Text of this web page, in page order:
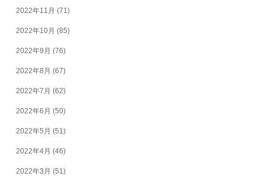
2022年11月 (71)
2022年10月 (85)
2022年9月 (76)
2022年8月 (67)
2022年7月 (62)
2022年6月 (50)
2022年5月 (51)
2022年4月 (46)
2022年3月 (51)